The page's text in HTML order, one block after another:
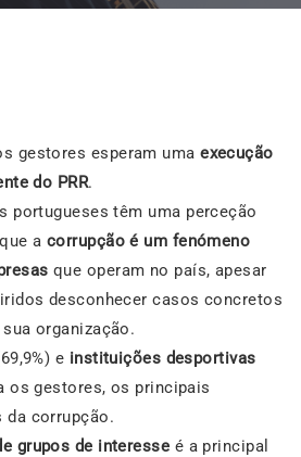
gestores esperam umaexecução
do PRR.
portugueses têm uma perceção
a corrupção é um fenómeno
que operam no país, apesar
desconhecer casos concretos
organização.
e instituições desportivas
os gestores, os principais
da corrupção.
grupos de interesse é a principal